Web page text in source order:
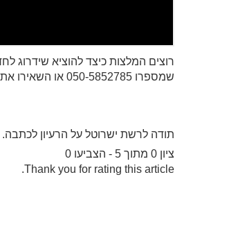
רוצים המלצות כיצד להוציא שידרוג
שמספרו 050-5852785 או השאירו את פרטיכם ברובריקות שלמטה.
תודה לרשת ישרוטל על הרעיון לכתבה.
ציון 0 מתוך 5 - הצביעו 0
Thank you for rating this article.